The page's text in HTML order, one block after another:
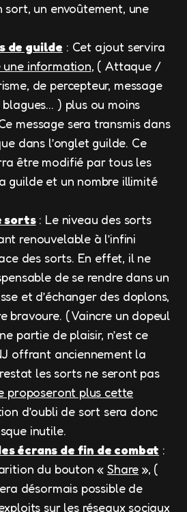
sort, un envoûtement, une
de guilde : Cet ajout servira
information, ( Attaque /
de percepteur, message
blagues… ) plus ou moins
message sera transmis dans
dans l’onglet guilde. Ce
être modifié par tous les
guilde et un nombre illimité
sorts: Le niveau des sorts
renouvelable à l’infini
des sorts. En effet, il ne
de se rendre dans un
et d’échanger des doplons,
bravoure. ( Vaincre un dopeul
partie de plaisir, n’est ce
offrant anciennement la
les sorts ne seront pas
proposeront plus cette
d’oubli de sort sera donc
inutile.
écrans de fin de combat :
du bouton «Share », (
désormais possible de
sur les réseaux sociaux